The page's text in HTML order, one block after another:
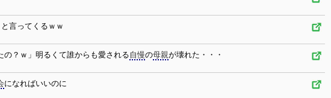
言ってくるｗｗ
の？ｗ」明るくて誰からも愛される自慢の母親が壊れた・・・
になればいいのに